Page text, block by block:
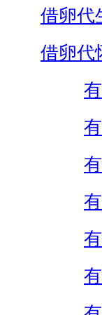
借卵代
借卵代